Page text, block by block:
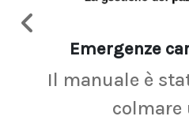
Emergenze
Il manuale è
colmare